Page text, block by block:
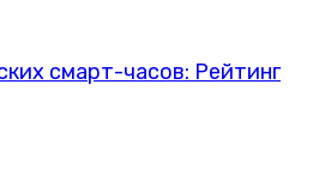
смарт-часов: Рейтинг